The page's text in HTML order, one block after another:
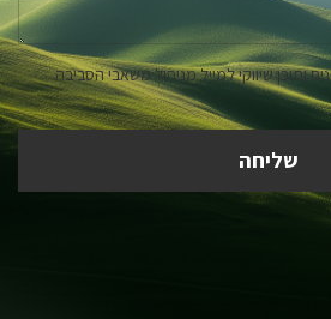
ותוכן שיווקי למייל מניהול משאבי הסביבה